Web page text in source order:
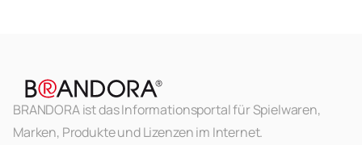
BRANDORA ist das Informationsportal für Spielwaren,
Marken, Produkte und Lizenzen im Internet.